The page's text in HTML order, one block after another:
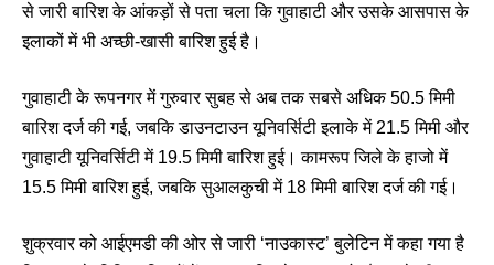
से जारी बारिश के आंकड़ों से पता चला कि गुवाहाटी और उसके आसपास के
इलाकों में भी अच्छी-खासी बारिश हुई है।
गुवाहाटी के रूपनगर में गुरुवार सुबह से अब तक सबसे अधिक 50.5 मिमी
बारिश दर्ज की गई, जबकि डाउनटाउन यूनिवर्सिटी इलाके में 21.5 मिमी और
गुवाहाटी यूनिवर्सिटी में 19.5 मिमी बारिश हुई। कामरूप जिले के हाजो में
15.5 मिमी बारिश हुई, जबकि सुआलकुची में 18 मिमी बारिश दर्ज की गई।
शुक्रवार को आईएमडी की ओर से जारी ‘नाउकास्ट’ बुलेटिन में कहा गया है